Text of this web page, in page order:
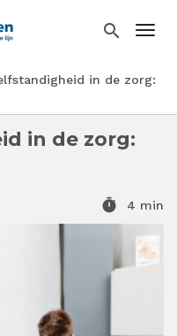
search
in de zorg:
in de zorg:
timer 4 min